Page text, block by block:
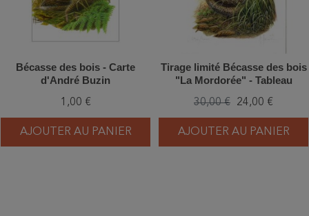
Bécasse des bois - Carte
d'André Buzin
1,00 €
AJOUTER AU PANIER
Tirage limité Bécasse des bois
"La Mordorée" - Tableau
30,00 € 24,00 €
AJOUTER AU PANIER